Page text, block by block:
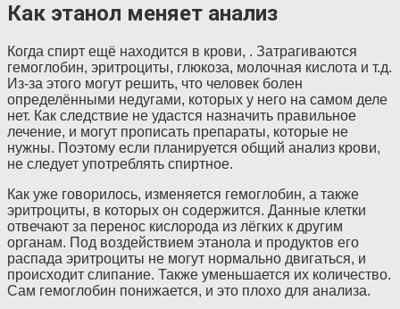
Как этанол меняет анализ
Когда спирт ещё находится в крови, . Затрагиваются
гемоглобин, эритроциты, глюкоза, молочная кислота и т.д.
Из-за этого могут решить, что человек болен
определёнными недугами, которых у него на самом деле
нет. Как следствие не удастся назначить правильное
лечение, и могут прописать препараты, которые не
нужны. Поэтому если планируется общий анализ крови,
не следует употреблять спиртное.
Как уже говорилось, изменяется гемоглобин, а также
эритроциты, в которых он содержится. Данные клетки
отвечают за перенос кислорода из лёгких к другим
органам. Под воздействием этанола и продуктов его
распада эритроциты не могут нормально двигаться, и
происходит слипание. Также уменьшается их количество.
Сам гемоглобин понижается, и это плохо для анализа.